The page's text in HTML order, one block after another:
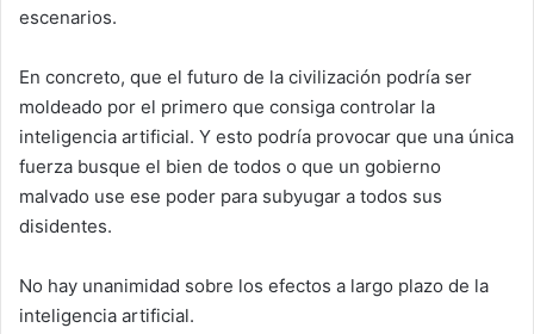
escenarios.
En concreto, que el futuro de la civilización podría ser
moldeado por el primero que consiga controlar la
inteligencia artificial. Y esto podría provocar que una única
fuerza busque el bien de todos o que un gobierno
malvado use ese poder para subyugar a todos sus
disidentes.
No hay unanimidad sobre los efectos a largo plazo de la
inteligencia artificial.